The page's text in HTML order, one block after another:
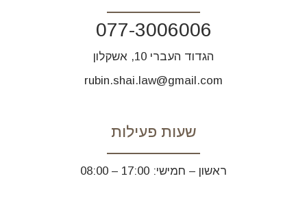
077-3006006
הגדוד העברי 10, אשקלון
rubin.shai.law@gmail.com
שעות פעילות
ראשון – חמישי: 17:00 – 08:00